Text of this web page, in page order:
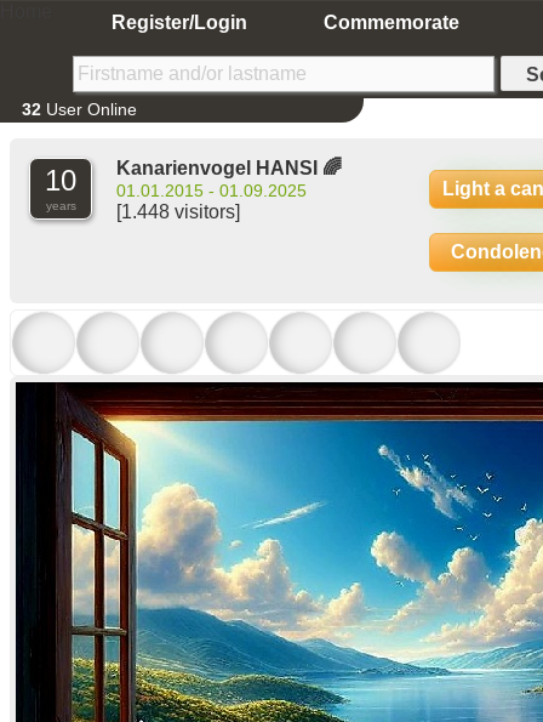
Register/Login Commemorate
32 User Online
10
years
Kanarienvogel HANSI 🌈
01.01.2015 - 01.09.2025
[1.448 visitors]
Light a